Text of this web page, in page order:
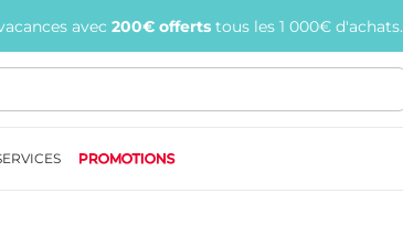
avec 200€ offerts tous les 1 000€ d'achats.
PROMOTIONS